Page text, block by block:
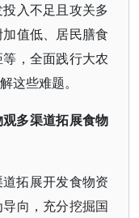
入不足且攻关多
值低、居民膳食
，全面践行大农
这些难题。
多渠道拓展食物
拓展开发食物资
向，充分挖掘国